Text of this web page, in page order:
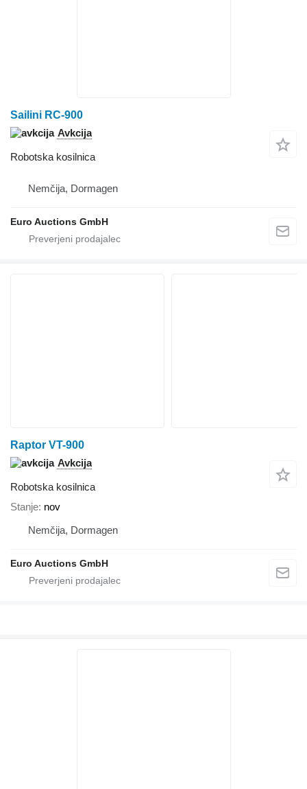
Sailini RC-900
Avkcija
Robotska kosilnica
Nemčija, Dormagen
Euro Auctions GmbH
Raptor VT-900
Avkcija
Robotska kosilnica
Stanje nov
Nemčija, Dormagen
Euro Auctions GmbH